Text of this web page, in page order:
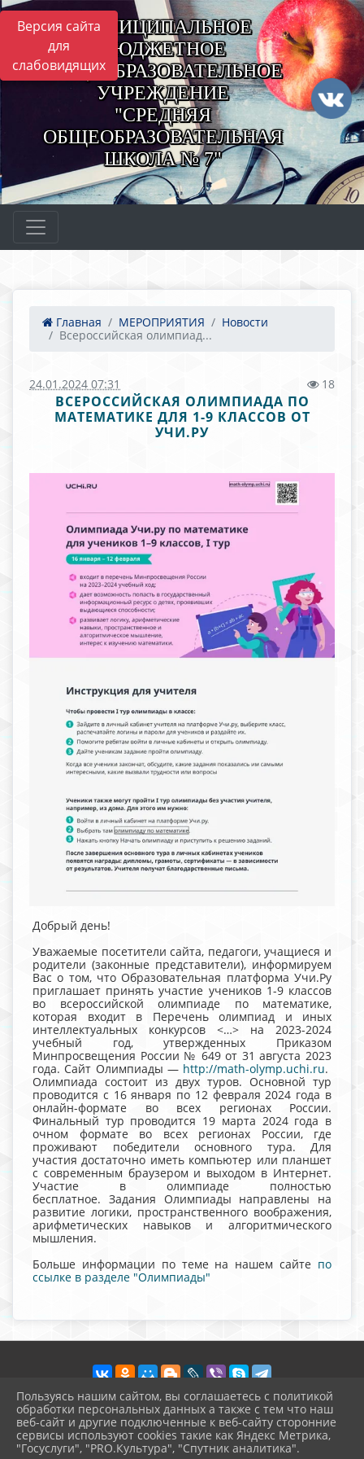
Версия сайта
для
слабовидящих
МУНИЦИПАЛЬНОЕ
БЮДЖЕТНОЕ
ОБЩЕОБРАЗОВАТЕЛЬНОЕ
УЧРЕЖДЕНИЕ
"СРЕДНЯЯ
ОБЩЕОБРАЗОВАТЕЛЬНАЯ
ШКОЛА № 7"
Главная МЕРОПРИЯТИЯ
Новости
Всероссийская олимпиад...
24.01.2024 07:31 18
ВСЕРОССИЙСКАЯ ОЛИМПИАДА ПО
МАТЕМАТИКЕ ДЛЯ 1-9 КЛАССОВ ОТ
УЧИ.РУ
Добрый день!
Уважаемые посетители сайта, педагоги, учащиеся и
родители (законные представители), информируем
Вас о том, что Образовательная платформа Учи.Ру
приглашает принять участие учеников 1-9 классов
во всероссийской олимпиаде по математике,
которая входит в Перечень олимпиад и иных
интеллектуальных конкурсов <…> на 2023-2024
учебный год, утвержденных Приказом
Минпросвещения России № 649 от 31 августа 2023
года. Сайт Олимпиады — http://math-olymp.uchi.ru.
Олимпиада состоит из двух туров. Основной тур
проводится с 16 января по 12 февраля 2024 года в
онлайн-формате во всех регионах России.
Финальный тур проводится 19 марта 2024 года в
очном формате во всех регионах России, где
проживают победители основного тура. Для
участия достаточно иметь компьютер или планшет
с современным браузером и выходом в Интернет.
Участие в олимпиаде полностью
бесплатное. Задания Олимпиады направлены на
развитие логики, пространственного воображения,
арифметических навыков и алгоритмического
мышления.
Больше информации по теме на нашем сайте по
ссылке в разделе "Олимпиады"
2026 г. vvschool7.ru
Вход
Карта сайта
Пользуясь нашим сайтом, вы соглашаетесь с политикой
обработки персональных данных а также с тем что наш
веб-сайт и другие подключенные к веб-сайту сторонние
сервисы используют cookies такие как Яндекс Метрика,
"Госуслуги", "PRO.Культура", "Спутник аналитика".